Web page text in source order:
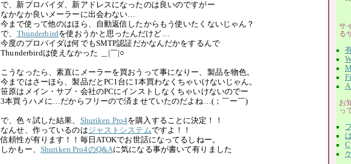
で、新プロバイダ、新アドレスになったのは良いのですがー
なかなか良いメーラーに出会わない…
今まで使って他のはほら、自動返信したからもう使いたくないじゃん？
で、 Thunderbirdを使おうかと思ったんだけど…
今度のプロバイダは何でもSMTP認証だかなんだかをするんで
Thunderbirdは使えなかった ＿|￣|○
こうなったら、素直にメーラーを買おうって事になりー、製品を物色。
今まではさーほら、製品だとPC1台に1本買わなくちゃいけないじゃん。
笹原はメイン・サブ・会社のPCにインストしなくちゃいけないのでー
3本買うハメに…だからフリーので済ませていたのだよね…(；￣ー￣)
で、色々試した結果、 Shuriken Pro4を購入することに決定！！
なんせ、作っているのはジャストシステムですよ！！
信頼性が有ります！！毎日ATOKでお世話になってるしねー。
しかもー、 Shuriken Pro4のQ&Aに気になる事が書いて有りました
サ
る
お
っ